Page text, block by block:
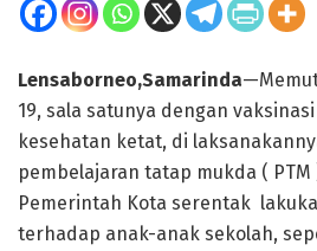
Lensaborneo,Samarinda
19, sala satunya dengan
kesehatan ketat, di
pembelajaran tatap mukda ( PTM
Pemerintah Kota serentak
terhadap anak-anak sekolah,